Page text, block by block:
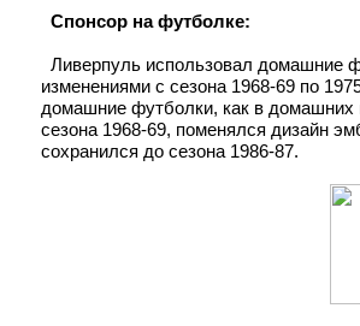
Спонсор на футболке:
Ливерпуль использовал домашние
изменениями с сезона 1968-69 по
домашние футболки, как в
сезона 1968-69, поменялся дизайн
сохранился до сезона 1986-87.